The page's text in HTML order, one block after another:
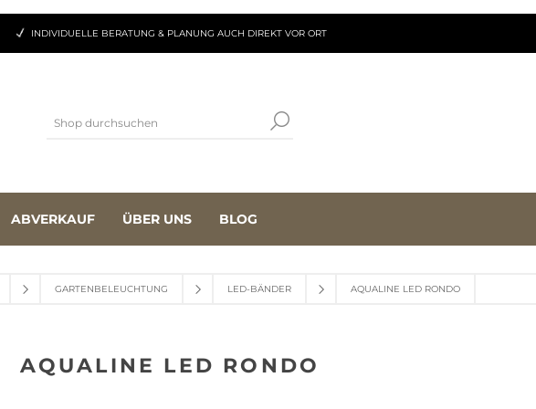
INDIVIDUELLE BERATUNG & PLANUNG AUCH DIREKT VOR ORT
ABVERKAUF ÜBER UNS BLOG
GARTENBELEUCHTUNG LED-BÄNDER AQUALINE LED RONDO
AQUALINE LED RONDO